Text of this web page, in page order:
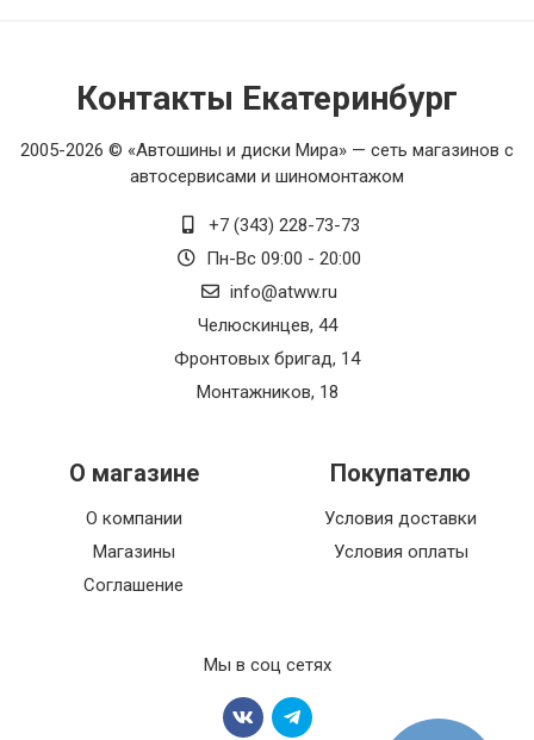
Контакты Екатеринбург
2005-2026 © «Автошины и диски Мира» — сеть магазинов с
автосервисами и шиномонтажом
+7 (343) 228-73-73
Пн-Вс 09:00 - 20:00
info@atww.ru
Челюскинцев, 44
Фронтовых бригад, 14
Монтажников, 18
О магазине
О компании
Магазины
Соглашение
Покупателю
Условия доставки
Условия оплаты
Мы в соц сетях